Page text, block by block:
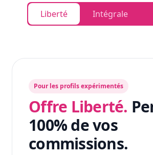
Liberté Intégrale
Pour les profils expérimentés
Offre Liberté.
100% de vos
commissions.